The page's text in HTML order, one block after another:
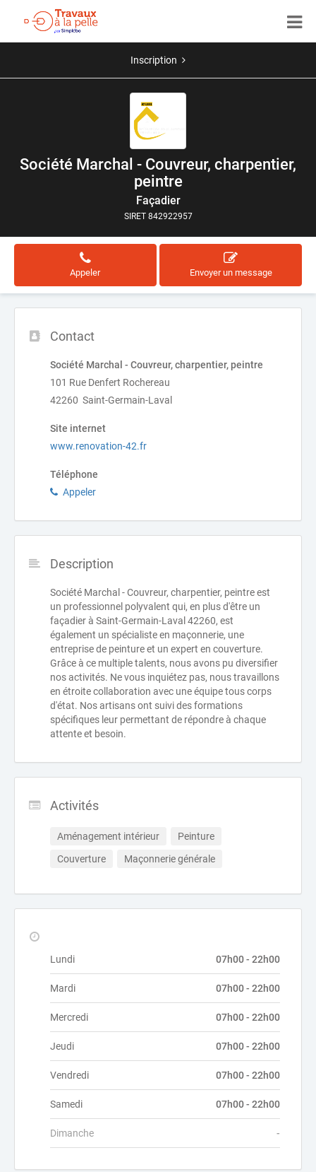
Inscription
Société Marchal - Couvreur, charpentier,
peintre
Façadier
SIRET 842922957
Appeler Envoyer un message
Contact
Société Marchal - Couvreur, charpentier, peintre
101 Rue Denfert Rochereau
42260 Saint-Germain-Laval
Site internet
www.renovation-42.fr
Téléphone
Appeler
Description
Société Marchal - Couvreur, charpentier, peintre est
un professionnel polyvalent qui, en plus d'être un
façadier à Saint-Germain-Laval 42260, est
également un spécialiste en maçonnerie, une
entreprise de peinture et un expert en couverture.
Grâce à ce multiple talents, nous avons pu diversifier
nos activités. Ne vous inquiétez pas, nous travaillons
en étroite collaboration avec une équipe tous corps
d'état. Nos artisans ont suivi des formations
spécifiques leur permettant de répondre à chaque
attente et besoin.
Activités
Aménagement intérieur
Peinture
Couverture
Maçonnerie générale
Lundi 07h00 - 22h00
Mardi 07h00 - 22h00
Mercredi 07h00 - 22h00
Jeudi 07h00 - 22h00
Vendredi 07h00 - 22h00
Samedi 07h00 - 22h00
Dimanche -